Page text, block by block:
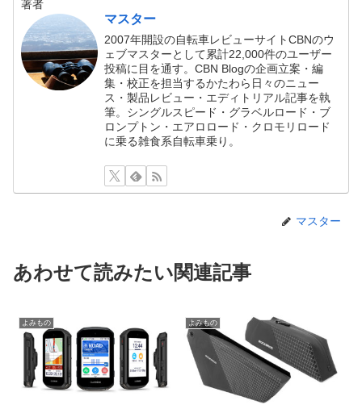
著者
マスター
2007年開設の自転車レビューサイトCBNのウ
ェブマスターとして累計22,000件のユーザー
投稿に目を通す。CBN Blogの企画立案・編
集・校正を担当するかたわら日々のニュー
ス・製品レビュー・エディトリアル記事を執
筆。シングルスピード・グラベルロード・ブ
ロンプトン・エアロロード・クロモリロード
に乗る雑食系自転車乗り。
マスター
あわせて読みたい関連記事
よみもの よみもの